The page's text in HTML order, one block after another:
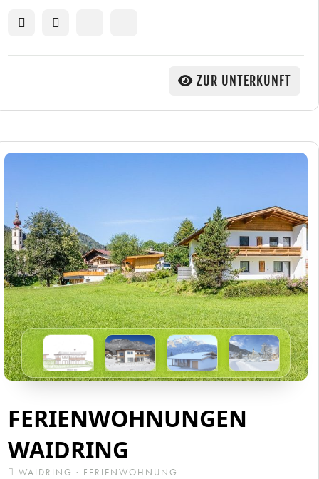
ZUR UNTERKUNFT
FERIENWOHNUNGEN
WAIDRING
WAIDRING · FERIENWOHNUNG